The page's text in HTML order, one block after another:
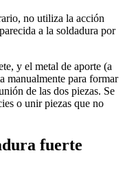
no utiliza la acción
a la soldadura por
y el metal de aporte (a
manualmente para formar
de las dos piezas. Se
o unir piezas que no
fuerte